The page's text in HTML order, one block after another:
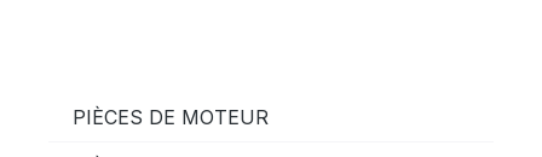
PIÈCES DE MOTEUR